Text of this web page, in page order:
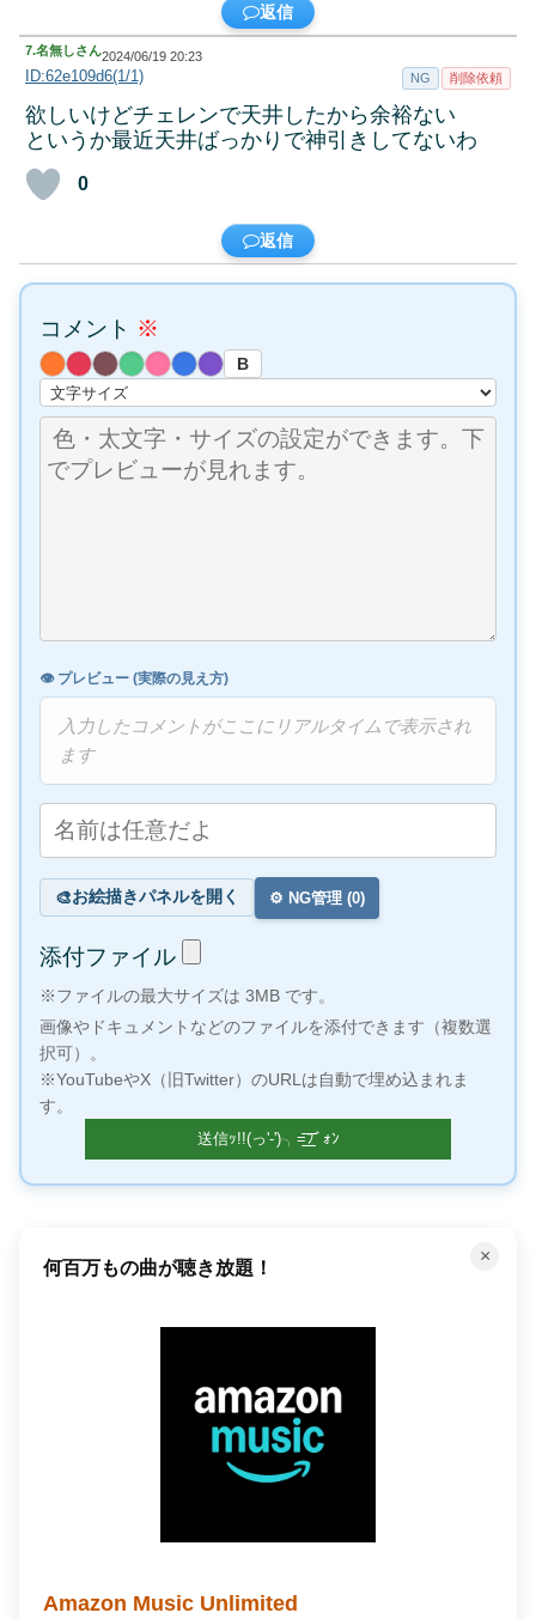
返信
7.名無しさん2024/06/19 20:23
ID:62e109d6(1/1) NG 削除依頼
欲しいけどチェレンで天井したから余裕ない
というか最近天井ばっかりで神引きしてないわ
0
返信
コメント ※
B
👁️ プレビュー (実際の見え方)
入力したコメントがここにリアルタイムで表示され
ます
🎨お絵描きパネルを開く ⚙️ NG管理 (0)
添付ファイル
※ファイルの最大サイズは 3MB です。
画像やドキュメントなどのファイルを添付できます（複数選
択可）。
※YouTubeやX（旧Twitter）のURLは自動で埋め込まれま
す。
×
Amazon今だけのタイムセール！
人気商品が期間限定で割引